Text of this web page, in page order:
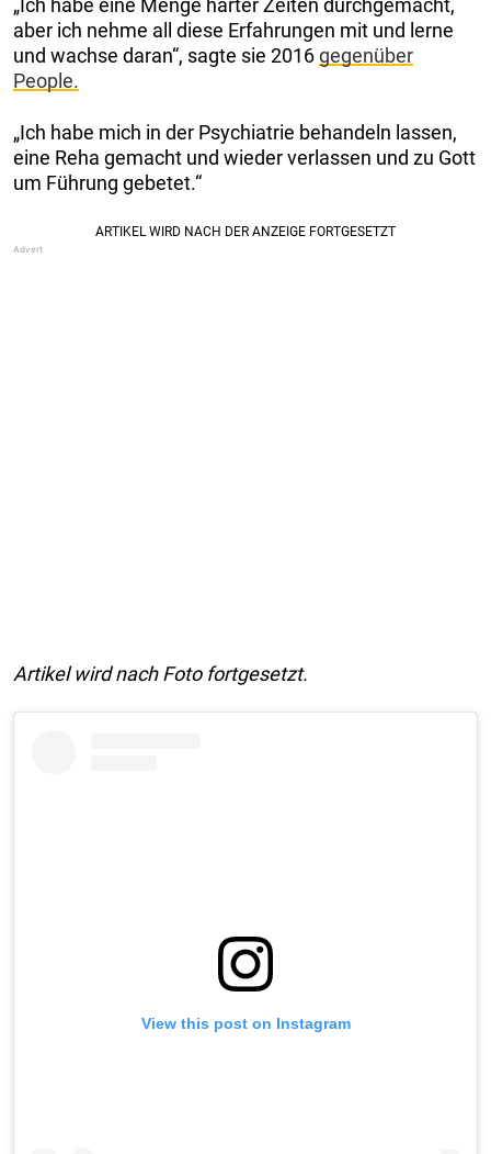
„Ich habe eine Menge harter Zeiten durchgemacht,
aber ich nehme all diese Erfahrungen mit und lerne
und wachse daran“, sagte sie 2016gegenüber
People.
„Ich habe mich in der Psychiatrie behandeln lassen,
eine Reha gemacht und wieder verlassen und zu Gott
um Führung gebetet.“
Artikel wird nach Foto fortgesetzt.
View this post on Instagram